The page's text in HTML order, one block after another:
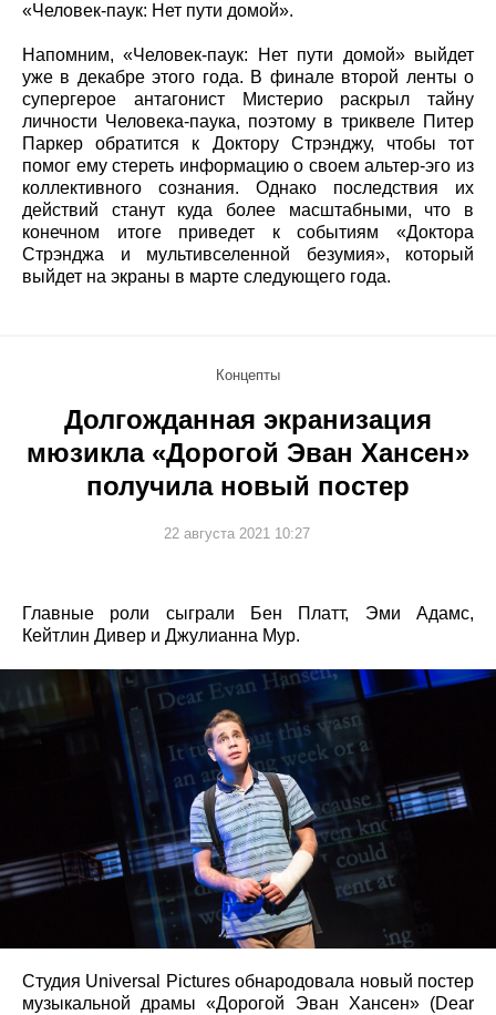
«Человек-паук: Нет пути домой».
Напомним, «Человек-паук: Нет пути домой» выйдет
уже в декабре этого года. В финале второй ленты о
супергерое антагонист Мистерио раскрыл тайну
личности Человека-паука, поэтому в триквеле Питер
Паркер обратится к Доктору Стрэнджу, чтобы тот
помог ему стереть информацию о своем альтер-эго из
коллективного сознания. Однако последствия их
действий станут куда более масштабными, что в
конечном итоге приведет к событиям «Доктора
Стрэнджа и мультивселенной безумия», который
выйдет на экраны в марте следующего года.
Концепты
Долгожданная экранизация
мюзикла «Дорогой Эван Хансен»
получила новый постер
22 августа 2021 10:27
Главные роли сыграли Бен Платт, Эми Адамс,
Кейтлин Дивер и Джулианна Мур.
Студия Universal Pictures обнародовала новый постер
музыкальной драмы «Дорогой Эван Хансен» (Dear